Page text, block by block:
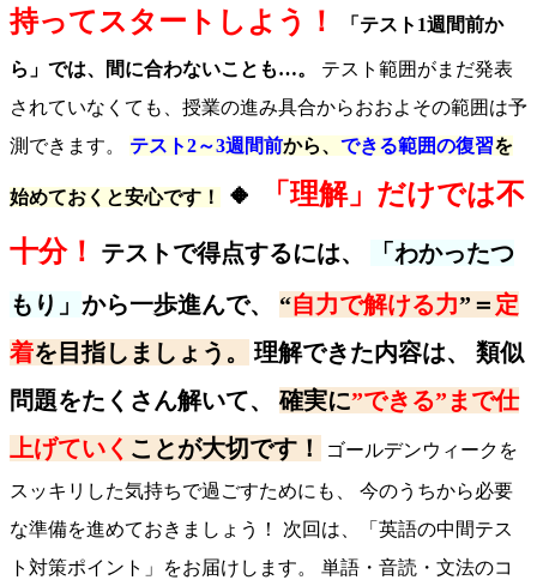
持ってスタートしよう！
「テスト1週間前か
ら」では、間に合わないことも…。
テスト範囲がまだ発表
されていなくても、授業の進み具合からおおよその範囲は予
測できます。 テスト2～3週間前から、 できる範囲の復習を
始めておくと安心です！ 🔸
「理解」だけでは不
十分！
テストで得点するには、
「わかったつ
もり」 から一歩進んで、 “自力で解ける力”＝ 定
着を目指しましょう。
理解できた内容は、 類似
問題をたくさん解いて、 確実に”できる”まで仕
上げていく ことが大切です！
ゴールデンウィークを
スッキリした気持ちで過ごすためにも、 今のうちから必要
な準備を進めておきましょう！ 次回は、「英語の中間テス
ト対策ポイント」をお届けします。 単語・音読・文法のコ